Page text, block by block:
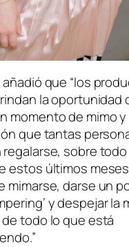
que “los
la oportunidad
momento de mimo y
que tantas
regalarse, sobre todo
estos últimos
mimarse, darse un
y despejar la
todo lo que está